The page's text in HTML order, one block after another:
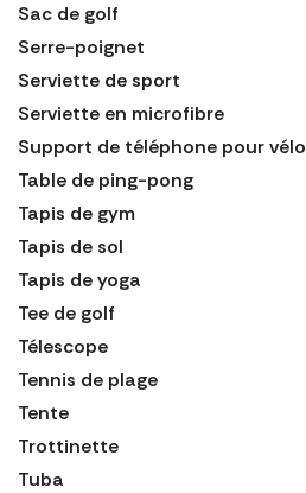
Sac de golf
Serre-poignet
Serviette de sport
Serviette en microfibre
Support de téléphone pour vélo
Table de ping-pong
Tapis de gym
Tapis de sol
Tapis de yoga
Tee de golf
Télescope
Tennis de plage
Tente
Trottinette
Tuba